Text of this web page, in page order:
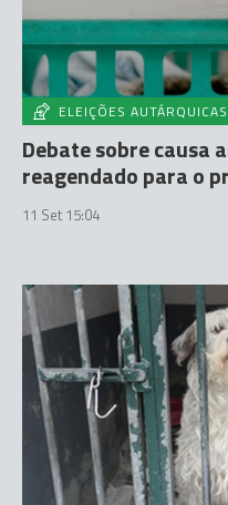
ELEIÇÕES AUTÁRQUICAS
Debate sobre causa
reagendado para o
11 Set 15:04